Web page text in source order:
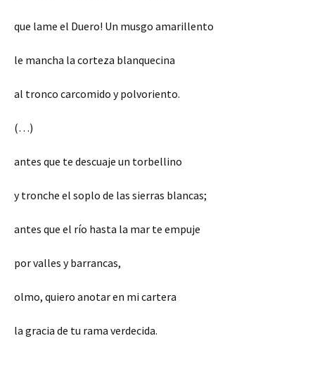
que lame el Duero! Un musgo amarillento
le mancha la corteza blanquecina
al tronco carcomido y polvoriento.
(…)
antes que te descuaje un torbellino
y tronche el soplo de las sierras blancas;
antes que el río hasta la mar te empuje
por valles y barrancas,
olmo, quiero anotar en mi cartera
la gracia de tu rama verdecida.